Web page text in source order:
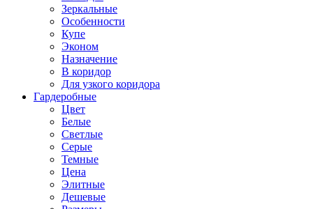
Зеркальные
Особенности
Купе
Эконом
Назначение
В коридор
Для узкого коридора
Гардеробные
Цвет
Белые
Светлые
Серые
Темные
Цена
Элитные
Дешевые